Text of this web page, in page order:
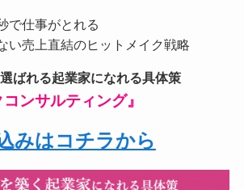
で仕事がとれる
い売上直結のヒットメイク戦略
ばれる起業家になれる具体策
コンサルティング』
みはコチラから